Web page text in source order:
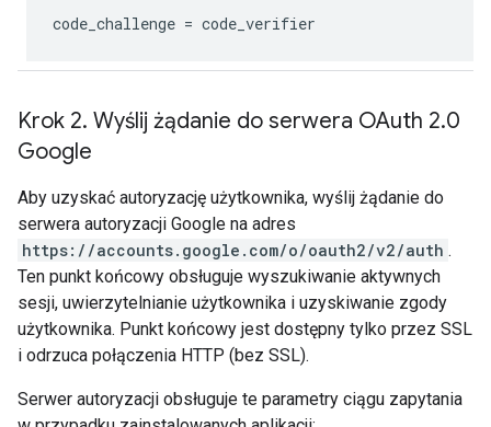
code_challenge = code_verifier
Krok 2. Wyślij żądanie do serwera OAuth 2.0
Google
Aby uzyskać autoryzację użytkownika, wyślij żądanie do
serwera autoryzacji Google na adres
https://accounts.google.com/o/oauth2/v2/auth .
Ten punkt końcowy obsługuje wyszukiwanie aktywnych
sesji, uwierzytelnianie użytkownika i uzyskiwanie zgody
użytkownika. Punkt końcowy jest dostępny tylko przez SSL
i odrzuca połączenia HTTP (bez SSL).
Serwer autoryzacji obsługuje te parametry ciągu zapytania